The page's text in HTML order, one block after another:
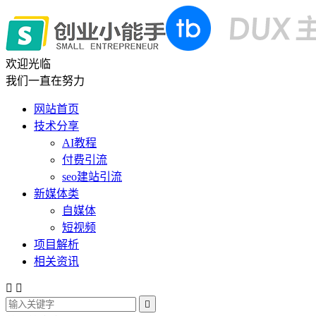
欢迎光临
我们一直在努力
网站首页
技术分享
AI教程
付费引流
seo建站引流
新媒体类
自媒体
短视频
项目解析
相关资讯
 
